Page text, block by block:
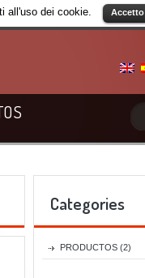
Categories
PRODUCTOS (2)
all'uso dei cookie. Accetto